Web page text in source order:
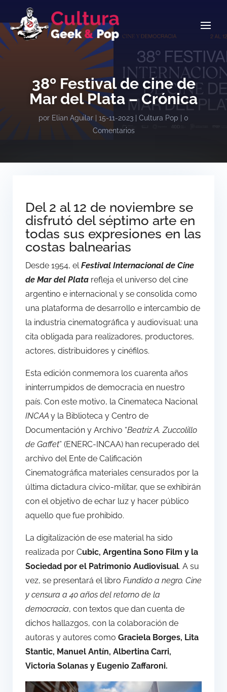
38º Festival de cine de
Mar del Plata – Crónica
por Elian Aguilar 15-11-2023 Cultura Pop
0
Comentarios
Del 2 al 12 de noviembre se
disfrutó del séptimo arte en
todas sus expresiones en las
costas balnearias
Desde 1954, elFestival Internacional de Cine
de Mar del Plata refleja el universo del cine
argentino e internacional y se consolida como
una plataforma de desarrollo e intercambio de
la industria cinematográfica y audiovisual: una
cita obligada para realizadores, productores,
actores, distribuidores y cinéfilos.
Esta edición conmemora los cuarenta años
ininterrumpidos de democracia en nuestro
país. Con este motivo, la Cinemateca Nacional
INCAA y la Biblioteca y Centro de
Documentación y Archivo “Beatriz A. Zuccolillo
de Gaffet” (ENERC-INCAA) han recuperado del
archivo del Ente de Calificación
Cinematográfica materiales censurados por la
última dictadura cívico-militar, que se exhibirán
con el objetivo de echar luz y hacer público
aquello que fue prohibido.
La digitalización de ese material ha sido
realizada por Cubic, Argentina Sono Film y la
Sociedad por el Patrimonio Audiovisual. A su
vez, se presentará el libro Fundido a negro. Cine
y censura a 40 años del retorno de la
democracia, con textos que dan cuenta de
dichos hallazgos, con la colaboración de
autoras y autores como Graciela Borges, Lita
Stantic, Manuel Antín, Albertina Carri,
Victoria Solanas y Eugenio Zaffaroni.